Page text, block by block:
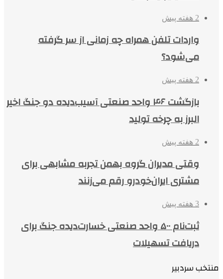
2 هفته پیش
واردات تلفن همراه چه زمانی از سر گرفته
می‌شود؟
2 هفته پیش
بازگشت ۴۶ واحد صنعتی آسیب‌دیده دو جنگ اخیر
البرز به چرخه تولید
2 هفته پیش
وقتی مدیران گروه بهمن تجربه مشابهی برای
مشتری ایران‌خودرو رقم می‌زنند
3 هفته پیش
ثبت‌نام ۵۰۰ واحد صنعتی خسارت‌دیده جنگ برای
دریافت تسهیلات
منتخب سردبیر